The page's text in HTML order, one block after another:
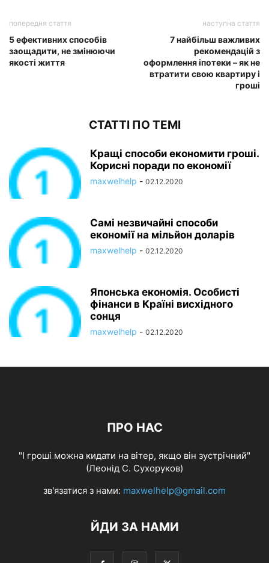
попередня стаття
5 ефективних способів
заощадити, не змінюючи
якості життя
наступна стаття
7 найбільш важливих
рекомендацій з
оформлення іпотеки – як не
втратити свою квартиру і
гроші
СТАТТІ ПО ТЕМІ
Кращі способи економити гроші.
Корисні поради по економії
maxwelhelp - 02.12.2020
Самі незвичайні способи
економії на мільйон доларів
maxwelhelp - 02.12.2020
Японська економія. Особисті
фінанси в Країні висхідного
сонця
maxwelhelp - 02.12.2020
ПРО НАС
"І гроші можна кидати на вітер, якщо він зустрічний"
(Леонід С. Сухоруков)
зв'язатися з нами: maxwelhelp@gmail.com
ЙДИ ЗА НАМИ